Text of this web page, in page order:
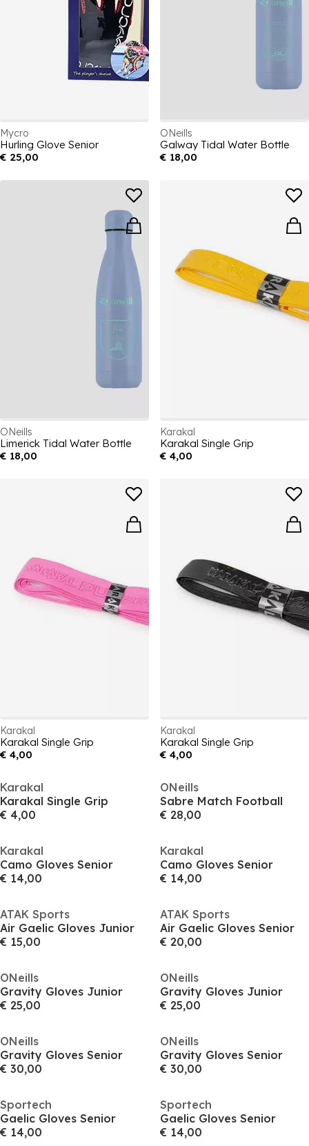
Mycro
Hurling Glove Senior
€ 25,00
ONeills
Galway Tidal Water Bottle
€ 18,00
ONeills
Limerick Tidal Water Bottle
€ 18,00
Karakal
Karakal Single Grip
€ 4,00
Karakal
Karakal Single Grip
€ 4,00
Karakal
Karakal Single Grip
€ 4,00
Karakal
Karakal Single Grip
€ 4,00
ONeills
Sabre Match Football
€ 28,00
Karakal
Camo Gloves Senior
€ 14,00
Karakal
Camo Gloves Senior
€ 14,00
ATAK Sports
Air Gaelic Gloves Junior
€ 15,00
ATAK Sports
Air Gaelic Gloves Senior
€ 20,00
ONeills
Gravity Gloves Junior
€ 25,00
ONeills
Gravity Gloves Junior
€ 25,00
ONeills
Gravity Gloves Senior
€ 30,00
ONeills
Gravity Gloves Senior
€ 30,00
Sportech
Gaelic Gloves Senior
€ 14,00
Sportech
Gaelic Gloves Senior
€ 14,00